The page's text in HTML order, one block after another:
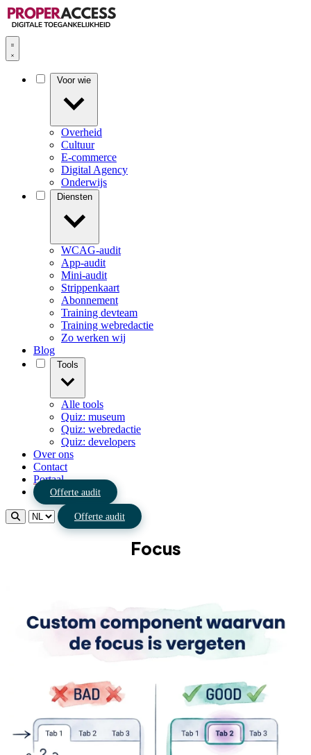
Overheid
Cultuur
E-commerce
Digital Agency
Onderwijs
WCAG-audit
App-audit
Mini-audit
Strippenkaart
Abonnement
Training devteam
Training webredactie
Zo werken wij
Blog
Alle tools
Quiz: museum
Quiz: webredactie
Quiz: developers
Over ons
Contact
Portaal
Offerte audit
Offerte audit
Focus